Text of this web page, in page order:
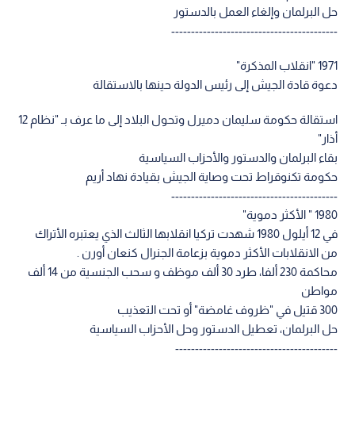
حل البرلمان وإلغاء العمل بالدستور
------------------------------------------
1971 "انقلاب المذكرة"
دعوة قادة الجيش إلى رئيس الدولة حينها بالاستقالة
استقالة حكومة سليمان دميرل وتحول البلاد إلى ما عرف بـ "نظام 12
أذار"
بقاء البرلمان والدستور والأحزاب السياسية
حكومة تكنوقراط تحت وصاية الجيش بقيادة نهاد أريم
------------------------------------------
1980 " الأكثر دموية"
في 12 أيلول 1980 شهدت تركيا انقلابها الثالث الذي يعتبره الأتراك
من الانقلابات الأكثر دموية بزعامة الجنرال كنعان أورن .
محاكمة 230 ألفا، طرد 30 ألف موظف و سحب الجنسية من 14 ألف
مواطن
300 قتيل في "ظروف غامضة" أو تحت التعذيب
حل البرلمان، تعطيل الدستور وحل الأحزاب السياسية
-----------------------------------------